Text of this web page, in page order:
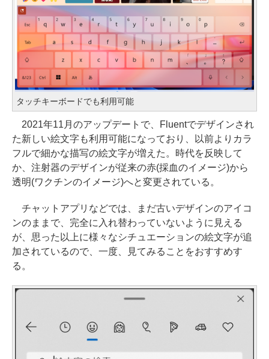
タッチキーボードでも利用可能
2021年11月のアップデートで、Fluentでデザインされ
た新しい絵文字も利用可能になっており、以前よりカラ
フルで細かな描写の絵文字が増えた。時代を反映して
か、注射器のデザインが従来の赤(採血のイメージ)から
透明(ワクチンのイメージ)へと変更されている。
チャットアプリなどでは、まだ古いデザインのアイコ
ンのままで、完全に入れ替わっていないように見える
が、思った以上に様々なシチュエーションの絵文字が追
加されているので、一度、見てみることをおすすめす
る。